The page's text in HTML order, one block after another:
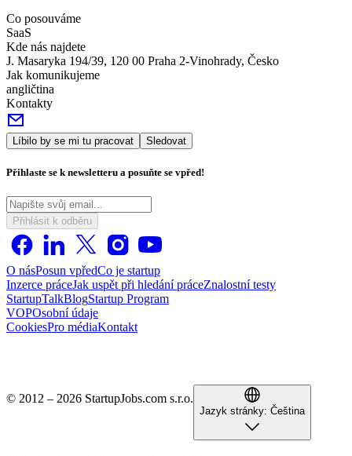
Co posouváme
SaaS
Kde nás najdete
J. Masaryka 194/39, 120 00 Praha 2-Vinohrady, Česko
Jak komunikujeme
angličtina
Kontakty
Líbilo by se mi tu pracovat Sledovat
Přihlaste se k newsletteru a posuňte se vpřed!
Přihlásit k odběru
O násPosun vpředCo je startup
Inzerce práceJak uspět při hledání práceZnalostní testy
StartupTalkBlogStartup Program
VOPOsobní údaje
CookiesPro médiaKontakt
© 2012 – 2026 StartupJobs.com s.r.o.
Jazyk stránky: Čeština